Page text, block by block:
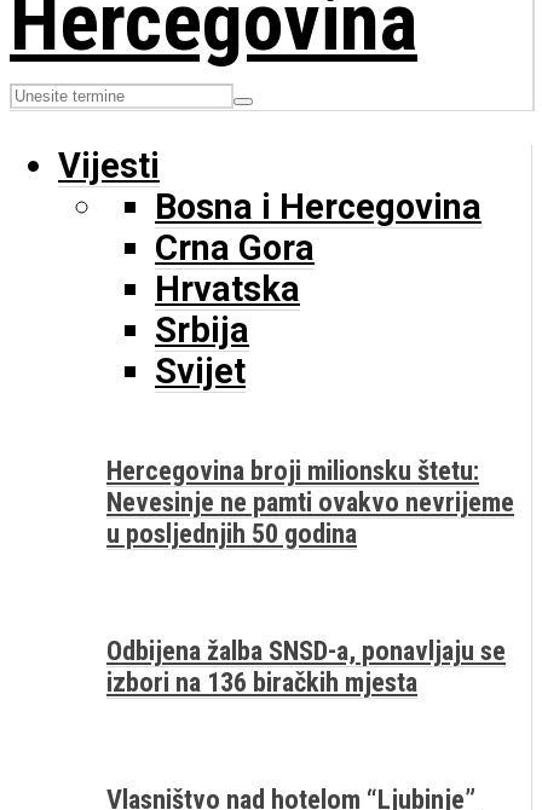
Vijesti
Bosna i Hercegovina
Crna Gora
Hrvatska
Srbija
Svijet
Hercegovina broji milionsku štetu:
Nevesinje ne pamti ovakvo nevrijeme
u posljednjih 50 godina
Odbijena žalba SNSD-a, ponavljaju se
izbori na 136 biračkih mjesta
Vlasništvo nad hotelom “Ljubinje”